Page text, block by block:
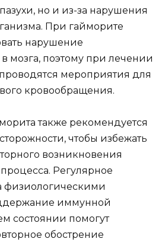
но и из-за нарушения
При гайморите
нарушение
мозга, поэтому при лечении
мероприятия для
кровообращения.
также рекомендуется
чтобы избежать
возникновения
Регулярное
физиологическими
иммунной
состоянии помогут
обострение